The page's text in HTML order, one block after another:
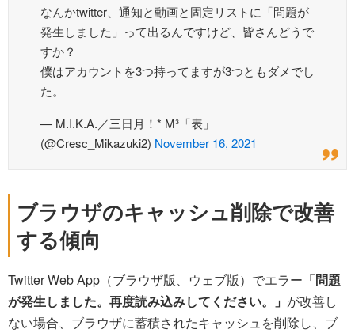
なんかtwitter、通知と動画と固定リストに「問題が
発生しました」って出るんですけど、皆さんどうで
すか？
僕はアカウントを3つ持ってますが3つともダメでし
た。
— M.I.K.A.／三日月！* M³「表」
(@Cresc_Mikazuki2) November 16, 2021
ブラウザのキャッシュ削除で改善
する傾向
Twitter Web App（ブラウザ版、ウェブ版）でエラー 「問題
が発生しました。再度読み込みしてください。」 が改善し
ない場合、ブラウザに蓄積されたキャッシュを削除し、ブ